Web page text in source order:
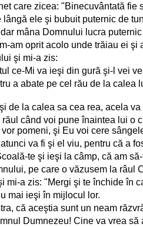
care zicea: "Binecuvântată
ele şi bubuit puternic de
mâna Domnului lucra
am oprit acolo unde trăiau ei şi
şi mi-a zis:
ce-Mi va ieşi din gură şi-l vei
a abate pe cel rău de la
de la calea sa cea rea, acela
când voi pune înaintea lui o
pomeni, şi Eu voi cere
va fi şi el viu, pentru că a
te şi ieşi la câmp, că am
pe care o văzusem la râul
mi-a zis: "Mergi şi te închide în
mai ieşi în mijlocul lor.
că aceştia sunt un neam
Dumnezeu! Cine va vrea